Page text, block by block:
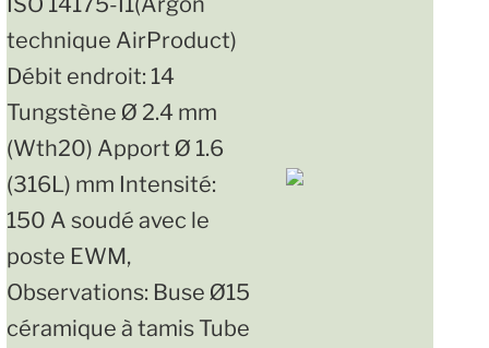
technique AirProduct)
Débit endroit: 14
Tungstène Ø 2.4 mm
(Wth20) Apport Ø 1.6
(316L) mm Intensité:
150 A soudé avec le
poste EWM,
Observations: Buse Ø15
céramique à tamis Tube